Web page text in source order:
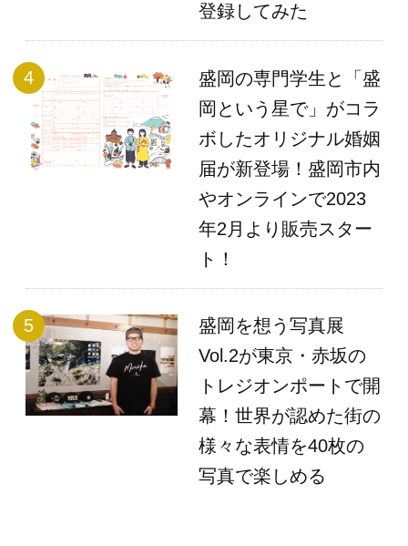
登録してみた
盛岡の専門学生と「盛
岡という星で」がコラ
ボしたオリジナル婚姻
届が新登場！盛岡市内
やオンラインで2023
年2月より販売スター
ト！
盛岡を想う写真展
Vol.2が東京・赤坂の
トレジオンポートで開
幕！世界が認めた街の
様々な表情を40枚の
写真で楽しめる